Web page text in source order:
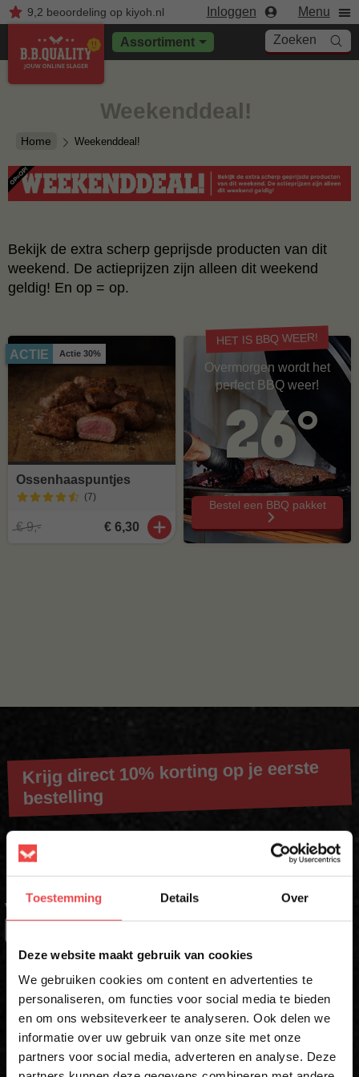
Toestemming Details Over
Deze website maakt gebruik van cookies
We gebruiken cookies om content en advertenties te
personaliseren, om functies voor social media te bieden
en om ons websiteverkeer te analyseren. Ook delen we
informatie over uw gebruik van onze site met onze
partners voor social media, adverteren en analyse. Deze
9,2 beoordelingop kiyoh.nl Inloggen Menu
Assortiment Zoeken
Home Weekenddeal!
Weekenddeal!
Bekijk de extra scherp geprijsde producten van dit
weekend. De actieprijzen zijn alleen dit weekend
geldig! En op = op.
ACTIE Actie 30%
Ossenhaaspuntjes
(7)
€ 9,- € 6,30
HET IS BBQ WEER!
Overmorgen wordt het
perfect BBQ weer!
26°
Bestel een BBQ pakket
10% korting op je
eerste bestelling*
Schrijf je in voor onze nieuwsbrief en ontvang direct
Krijg direct 10% korting op je eerste
bestelling
Schrijf je in voor onze nieuwsbrief en ontvang direct jouw
kortingscode voor 10% korting*
VOORNAAM
ACHTERNAAM
E-MAIL *